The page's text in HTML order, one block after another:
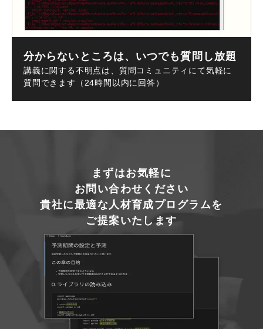
分からないところは、いつでも質問し放題
講義に関する不明点は、質問コミュニティにて気軽に
質問できます（24時間以内に回答）
まずはお気軽に
お問い合わせください
貴社に最適な人材育成プログラムを
ご提案いたします